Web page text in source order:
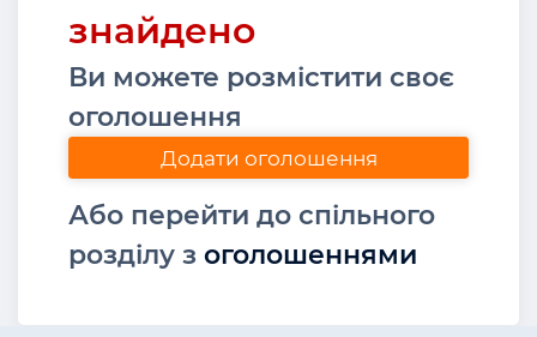
знайдено
Ви можете розмістити своє
оголошення
Додати оголошення
Або перейти до спільного
розділу з оголошеннями